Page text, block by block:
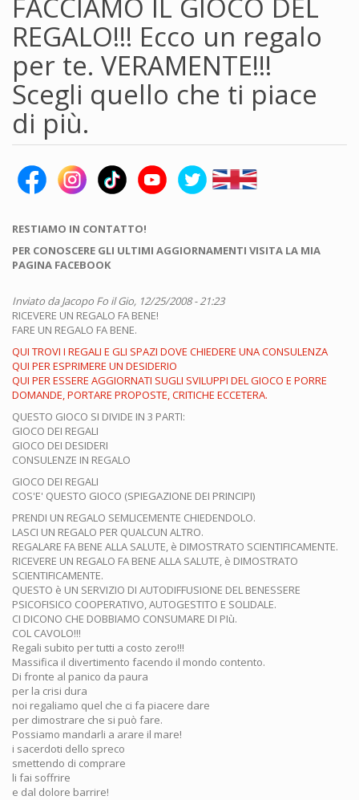
FACCIAMO IL GIOCO DEL
REGALO!!! Ecco un regalo
per te. VERAMENTE!!!
Scegli quello che ti piace
di più.
RESTIAMO IN CONTATTO!
PER CONOSCERE GLI ULTIMI AGGIORNAMENTI VISITA LA MIA
PAGINA FACEBOOK
Inviato daJacopo Fo il Gio, 12/25/2008 - 21:23
RICEVERE UN REGALO FA BENE!
FARE UN REGALO FA BENE.
QUI TROVI I REGALI E GLI SPAZI DOVE CHIEDERE UNA CONSULENZA
QUI PER ESPRIMERE UN DESIDERIO
QUI PER ESSERE AGGIORNATI SUGLI SVILUPPI DEL GIOCO E PORRE
DOMANDE, PORTARE PROPOSTE, CRITICHE ECCETERA.
QUESTO GIOCO SI DIVIDE IN 3 PARTI:
GIOCO DEI REGALI
GIOCO DEI DESIDERI
CONSULENZE IN REGALO
GIOCO DEI REGALI
COS'E' QUESTO GIOCO (SPIEGAZIONE DEI PRINCIPI)
PRENDI UN REGALO SEMLICEMENTE CHIEDENDOLO.
LASCI UN REGALO PER QUALCUN ALTRO.
REGALARE FA BENE ALLA SALUTE, è DIMOSTRATO SCIENTIFICAMENTE.
RICEVERE UN REGALO FA BENE ALLA SALUTE, è DIMOSTRATO
SCIENTIFICAMENTE.
QUESTO è UN SERVIZIO DI AUTODIFFUSIONE DEL BENESSERE
PSICOFISICO COOPERATIVO, AUTOGESTITO E SOLIDALE.
CI DICONO CHE DOBBIAMO CONSUMARE DI PIù.
COL CAVOLO!!!
Regali subito per tutti a costo zero!!!
Massifica il divertimento facendo il mondo contento.
Di fronte al panico da paura
per la crisi dura
noi regaliamo quel che ci fa piacere dare
per dimostrare che si può fare.
Possiamo mandarli a arare il mare!
i sacerdoti dello spreco
smettendo di comprare
li fai soffrire
e dal dolore barrire!